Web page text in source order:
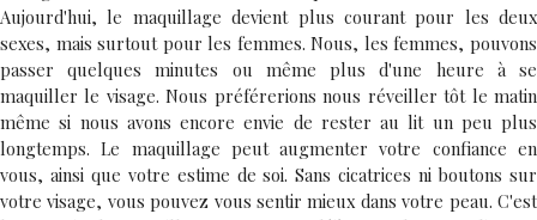
Aujourd'hui, le maquillage devient plus courant pour les deux
sexes, mais surtout pour les femmes. Nous, les femmes, pouvons
passer quelques minutes ou même plus d'une heure à se
maquiller le visage. Nous préférerions nous réveiller tôt le matin
même si nous avons encore envie de rester au lit un peu plus
longtemps. Le maquillage peut augmenter votre confiance en
vous, ainsi que votre estime de soi. Sans cicatrices ni boutons sur
votre visage, vous pouvez vous sentir mieux dans votre peau. C'est